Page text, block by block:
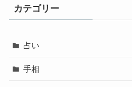
カテゴリー
占い
手相